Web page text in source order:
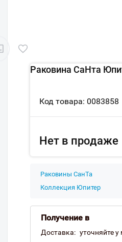
Раковина СаНта
Код товара: 0083858
Нет в продаже
Раковины СанТа
Коллекция Юпитер
Получение в
Доставка: уточняйте